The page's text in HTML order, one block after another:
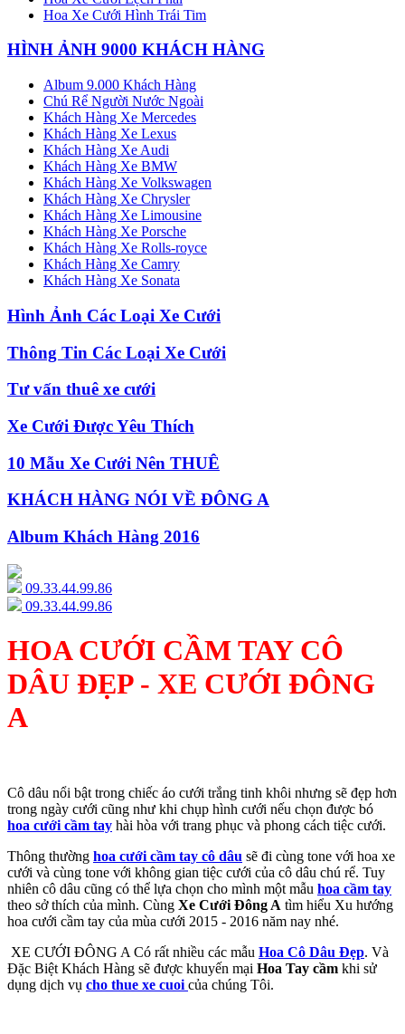
Hoa Xe Cưới Hình Trái Tim
HÌNH ẢNH 9000 KHÁCH HÀNG
Album 9.000 Khách Hàng
Chú Rể Người Nước Ngoài
Khách Hàng Xe Mercedes
Khách Hàng Xe Lexus
Khách Hàng Xe Audi
Khách Hàng Xe BMW
Khách Hàng Xe Volkswagen
Khách Hàng Xe Chrysler
Khách Hàng Xe Limousine
Khách Hàng Xe Porsche
Khách Hàng Xe Rolls-royce
Khách Hàng Xe Camry
Khách Hàng Xe Sonata
Hình Ảnh Các Loại Xe Cưới
Thông Tin Các Loại Xe Cưới
Tư vấn thuê xe cưới
Xe Cưới Được Yêu Thích
10 Mẫu Xe Cưới Nên THUÊ
KHÁCH HÀNG NÓI VỀ ĐÔNG A
Album Khách Hàng 2016
09.33.44.99.86
09.33.44.99.86
HOA CƯỚI CẦM TAY CÔ
DÂU ĐẸP - XE CƯỚI ĐÔNG
A
Cô dâu nổi bật trong chiếc áo cưới trắng tinh khôi nhưng sẽ đẹp hơn
trong ngày cưới cũng như khi chụp hình cưới nếu chọn được bó
hoa cưới cầm tay hài hòa với trang phục và phong cách tiệc cưới.
Thông thường hoa cưới cầm tay cô dâu sẽ đi cùng tone với hoa xe
cưới và cùng tone với không gian tiệc cưới của cô dâu chú rể. Tuy
nhiên cô dâu cũng có thể lựa chọn cho mình một mẫu hoa cầm tay
theo sở thích của mình. Cùng Xe Cưới Đông A tìm hiểu Xu hướng
hoa cưới cầm tay của mùa cưới 2015 - 2016 năm nay nhé.
XE CƯỚI ĐÔNG A Có rất nhiều các mẫu Hoa Cô Dâu Đẹp. Và
Đặc Biệt Khách Hàng sẽ được khuyến mại Hoa Tay cầm khi sử
dụng dịch vụ cho thue xe cuoi của chúng Tôi.